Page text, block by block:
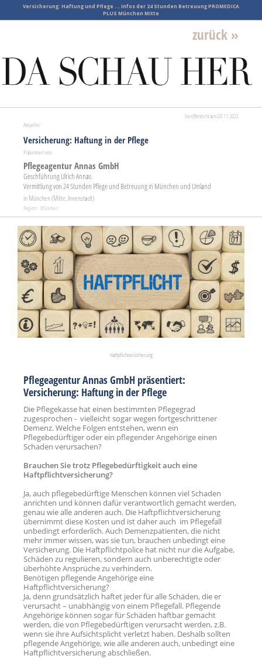
Versicherung: Haftung und Pflege ... Infos der 24 Stunden Betreuung PROMEDICA
PLUS München Mitte
zurück »
Veröffentlicht am 03.11.2022
Aktuelles
Versicherung: Haftung in der Pflege
Präsentiert von:
Pflegeagentur Annas GmbH
Geschführung Ulrich Annas
Vermittlung von 24 Stunden Pflege und Betreuung in München und Umland
in München (Mitte, Innenstadt)
Region: München
Haftpflichtversicherung
Pflegeagentur Annas GmbH präsentiert:
Versicherung: Haftung in der Pflege
Die Pflegekasse hat einen bestimmten Pflegegrad
zugesprochen - vielleicht sogar wegen fortgeschrittener
Demenz. Welche Folgen entstehen, wenn ein
Pflegebedürftiger oder ein pflegender Angehörige einen
Schaden verursachen?
Brauchen Sie trotz Pflegebedürftigkeit auch eine
Haftpflichtversicherung?
Ja, auch pflegebedürftige Menschen können viel Schaden
anrichten und können dafür verantwortlich gemacht werden,
genau wie alle anderen auch. Die Haftpflichtversicherung
übernimmt diese Kosten und ist daher auch im Pflegefall
unbedingt erforderlich. Auch Demenzpatienten, die nicht
mehr immer wissen, was sie tun, brauchen unbedingt eine
Versicherung. Die Haftpflichtpolice hat nicht nur die Aufgabe,
Schäden zu regulieren, sondern auch unberechtigte oder
überhöhte Ansprüche zu verhindern.
Benötigen pflegende Angehörige eine
Haftpflichtversicherung?
Ja, denn grundsätzlich haftet jeder für alle Schäden, die er
verursacht – unabhängig von einem Pflegefall. Pflegende
Angehörige können sogar für Schäden haftbar gemacht
werden, die von Pflegebedürftigen verursacht werden, z.B.
wenn sie ihre Aufsichtsplicht verletzt haben. Deshalb sollten
pflegende Angehörige, wie alle anderen auch, unbedingt eine
Haftpflichtversicherung abschließen.